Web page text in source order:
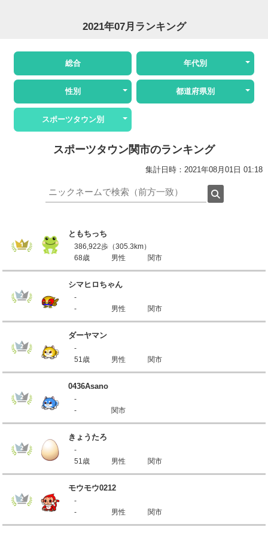
2021年07月ランキング
総合 年代別
性別 都道府県別
スポーツタウン別
スポーツタウン関市のランキング
集計日時：2021年08月01日 01:18
ともちっち
386,922歩（305.3km）
68歳
男性 関市
シマヒロちゃん
-
-
男性 関市
ダーヤマン
-
51歳
男性 関市
0436Asano
-
-
関市
きょうたろ
-
51歳
男性 関市
モウモウ0212
-
-
男性 関市